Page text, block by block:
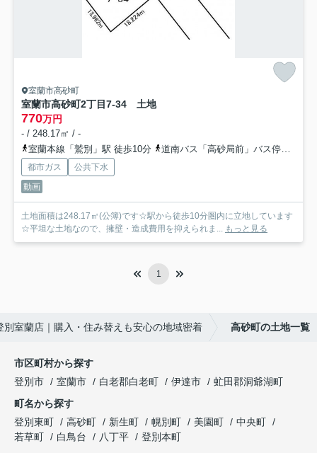
室蘭市高砂町
室蘭市高砂町2丁目7-34 土地
770万円
- / 248.17㎡ / -
室蘭本線「鷲別」駅 徒歩10分
道南バス「高砂局前」バス停下車 徒歩3分
都市ガス
公共下水
動画
土地面積は248.17㎡(公簿)です☆駅から徒歩10分圏内に立地しています
☆平坦な土地なので、擁壁・造成費用を抑えられま... もっと見る
1
室蘭店｜購入・住み替えも安心の地域密着 高砂町の土地一覧
市区町村から探す
登別市
室蘭市 白老郡白老町 伊達市
虻田郡洞爺湖町
町名から探す
登別東町
高砂町 新生町 幌別町 美園町
中央町
若草町
白鳥台 八丁平
登別本町